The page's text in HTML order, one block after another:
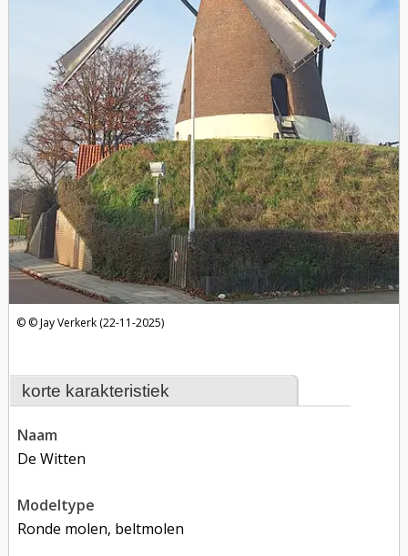
korte karakteristiek
naam
De Witten
modeltype
Ronde molen, beltmolen
Jay Verkerk (22-11-2025)